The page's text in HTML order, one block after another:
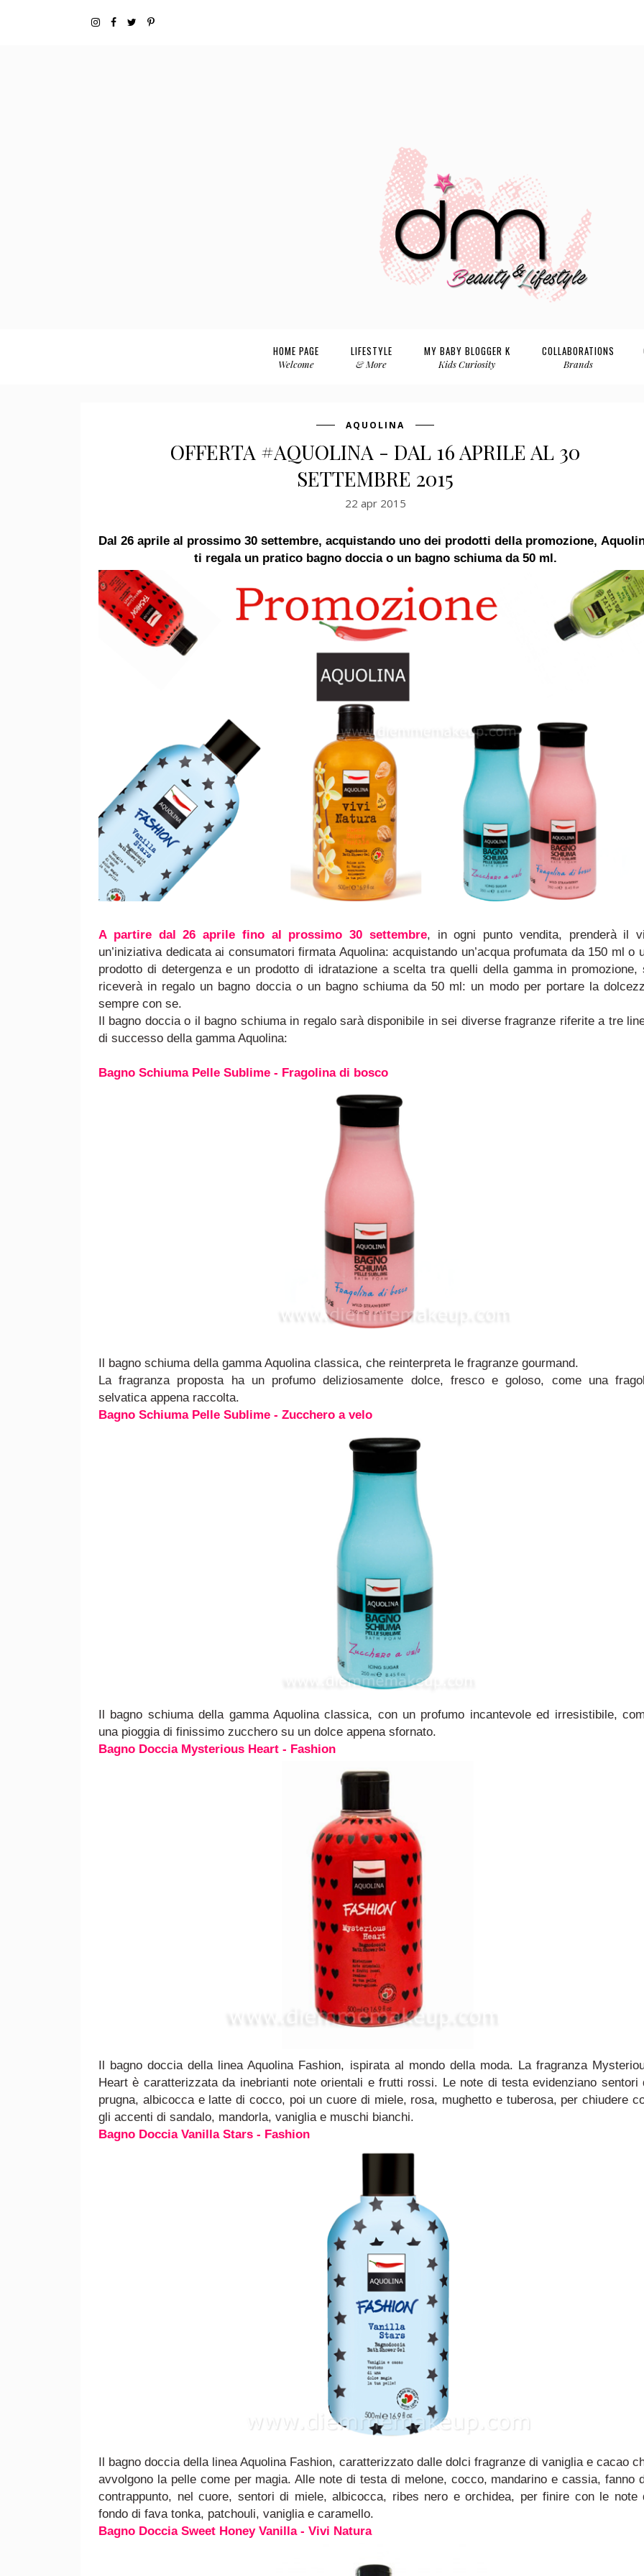
HOME PAGE
Welcome
LIFESTYLE
& More
MY BABY BLOGGER K
Kids Curiosity
COLLABORATIONS
Brands
AQUOLINA
OFFERTA #AQUOLINA - DAL 16 APRILE AL 30
SETTEMBRE 2015
22 apr 2015
Dal 26 aprile al prossimo 30 settembre, acquistando uno dei prodotti della promozione,
ti regala un pratico bagno doccia o un bagno schiuma da 50 ml.
A partire dal 26 aprile fino al prossimo 30 settembre, in ogni punto vendita, prenderà il
un’iniziativa dedicata ai consumatorifirmata Aquolina: acquistando un’acqua profumata da 150 ml o
prodotto di detergenza e un prodotto di idratazione a scelta tra quelli della gamma in promozione,
riceverà in regalo un bagno doccia o un bagno schiuma da 50 ml: un modo per portare la
sempre con se.
Il bagno doccia o il bagno schiuma in regalo sarà disponibile insei diverse fragranze riferite a tre
di successo della gamma Aquolina:
Bagno Schiuma Pelle Sublime - Fragolina di bosco
Il bagno schiuma della gamma Aquolina classica, che reinterpreta le fragranze gourmand.
La fragranza proposta ha un profumo deliziosamente dolce, fresco e goloso, come una
selvatica appena raccolta.
Bagno Schiuma Pelle Sublime - Zucchero a velo
Il bagno schiuma della gamma Aquolina classica, con un profumo incantevole ed irresistibile,
una pioggia di finissimo zucchero su un dolce appena sfornato.
Bagno Doccia Mysterious Heart - Fashion
Il bagno doccia della linea Aquolina Fashion, ispirata al mondo della moda. La fragranza
Heart è caratterizzata da inebrianti note orientali e frutti rossi. Le note di testa evidenziano sentori
prugna, albicocca e latte di cocco, poi un cuore di miele, rosa, mughetto e tuberosa, per chiudere
gli accenti di sandalo, mandorla, vaniglia e muschi bianchi.
Bagno Doccia Vanilla Stars - Fashion
Il bagno doccia della linea Aquolina Fashion, caratterizzato dalle dolci fragranze di vaniglia e cacao
avvolgono la pelle come per magia. Alle note di testa di melone, cocco, mandarino e cassia, fanno
contrappunto, nel cuore, sentori di miele, albicocca, ribes nero e orchidea, per finire con le note
fondo di fava tonka, patchouli, vaniglia e caramello.
Bagno Doccia Sweet Honey Vanilla - Vivi Natura